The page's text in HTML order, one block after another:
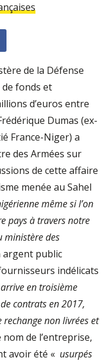
de la Défense
fonds et
d’euros entre
Dumas (ex-
France-Niger) a
des Armées sur
de cette affaire
menée au Sahel
même si l’on
pays à travers notre
ministère des
argent public
indélicats
en troisième
contrats en 2017,
non livrées et
nom de l’entreprise,
avoir été « usurpés